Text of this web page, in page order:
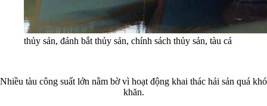
thủy sản, đánh bắt thủy sản, chính sách thủy sản, tàu cá
Nhiều tàu công suất lớn nằm bờ vì hoạt động khai thác hải sản quá khó
khăn.